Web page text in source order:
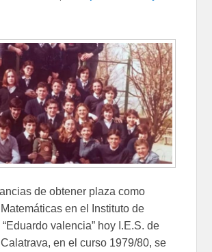
de obtener plaza como
en el Instituto de
valencia” hoy I.E.S. de
en el curso 1979/80, se